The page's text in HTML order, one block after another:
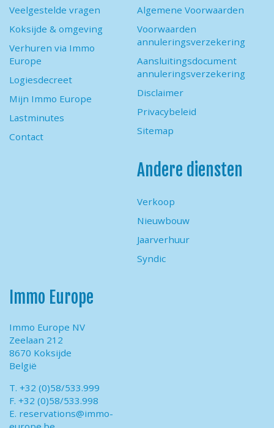
Veelgestelde vragen
Koksijde & omgeving
Verhuren via Immo
Europe
Logiesdecreet
Mijn Immo Europe
Lastminutes
Contact
Algemene Voorwaarden
Voorwaarden
annuleringsverzekering
Aansluitingsdocument
annuleringsverzekering
Disclaimer
Privacybeleid
Sitemap
Andere diensten
Verkoop
Nieuwbouw
Jaarverhuur
Syndic
Immo Europe
Immo Europe NV
Zeelaan 212
8670 Koksijde
België
T. +32 (0)58/533.999
F. +32 (0)58/533.998
E. reservations@immo-